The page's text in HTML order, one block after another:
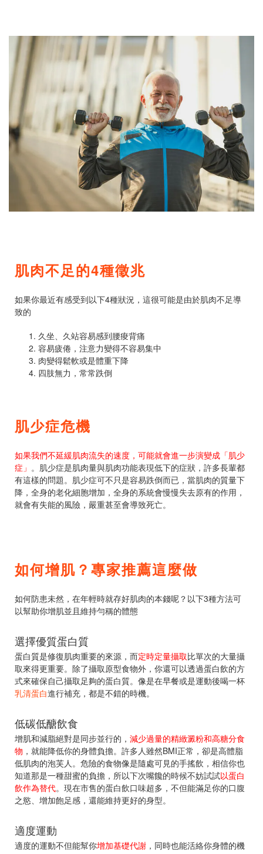
肌肉不足的4種徵兆
如果你最近有感受到以下4種狀況，這很可能是由於肌肉不足導
致的
久坐、久站容易感到腰痠背痛
容易疲倦，注意力變得不容易集中
肉變得鬆軟或是體重下降
四肢無力，常常跌倒
肌少症危機
如果我們不延緩肌肉流失的速度，可能就會進一步演變成「肌少
症」 。肌少症是肌肉量與肌肉功能表現低下的症狀，許多長輩都
有這樣的問題。肌少症可不只是容易跌倒而已，當肌肉的質量下
降，全身的老化細胞增加，全身的系統會慢慢失去原有的作用，
就會有失能的風險，嚴重甚至會導致死亡。
如何增肌？專家推薦這麼做
如何防患未然，在年輕時就存好肌肉的本錢呢？以下3種方法可
以幫助你增肌並且維持勻稱的體態
選擇優質蛋白質
蛋白質是修復肌肉重要的來源，而定時定量攝取比單次的大量攝
取來得更重要。除了攝取原型食物外，你還可以透過蛋白飲的方
式來確保自己攝取足夠的蛋白質。像是在早餐或是運動後喝一杯
乳清蛋白進行補充，都是不錯的時機。
低碳低醣飲食
增肌和減脂絕對是同步並行的， 減少過量的精緻澱粉和高糖分食
物 ，就能降低你的身體負擔。許多人雖然BMI正常，卻是高體脂
低肌肉的泡芙人。危險的食物像是隨處可見的手搖飲，相信你也
知道那是一種甜蜜的負擔，所以下次嘴饞的時候不妨試試以蛋白
飲作為替代。現在市售的蛋白飲口味超多，不但能滿足你的口腹
之慾、增加飽足感，還能維持更好的身型。
適度運動
適度的運動不但能幫你增加基礎代謝 ，同時也能活絡你身體的機